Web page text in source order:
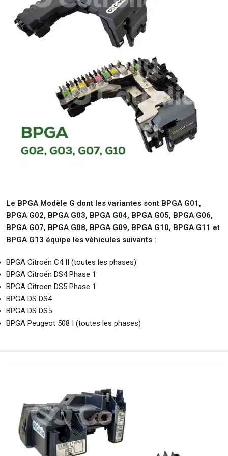
Le BPGA Modèle G dont les variantes sont BPGA G01,
BPGA G02, BPGA G03, BPGA G04, BPGA G05, BPGA G06,
BPGA G07, BPGA G08, BPGA G09, BPGA G10, BPGA G11 et
BPGA G13 équipe les véhicules suivants :
BPGA Citroën C4 II (toutes les phases)
BPGA Citroën DS4 Phase 1
BPGA Citroen DS5 Phase 1
BPGA DS DS4
BPGA DS DS5
BPGA Peugeot 508 I (toutes les phases)